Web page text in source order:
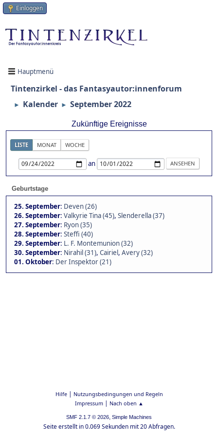
Einloggen
Hauptmenü
Tintenzirkel - das Fantasyautor:innenforum
► Kalender ► September 2022
Zukünftige Ereignisse
LISTE MONAT WOCHE
an
Geburtstage
25. September: Deven (26)
26. September: Valkyrie Tina (45), Slenderella (37)
27. September: Ryon (35)
28. September: Steffi (40)
29. September: L. F. Montemunion (32)
30. September: Nirahil (31), Cairiel, Avery (32)
01. Oktober: Der Inspektor (21)
Hilfe| Nutzungsbedingungen und Regeln
Impressum| Nach oben ▲
SMF 2.1.7 © 2026, Simple Machines
Seite erstellt in 0.069 Sekunden mit 20 Abfragen.